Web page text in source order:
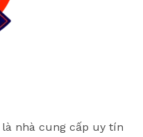
là nhà cung cấp uy tín